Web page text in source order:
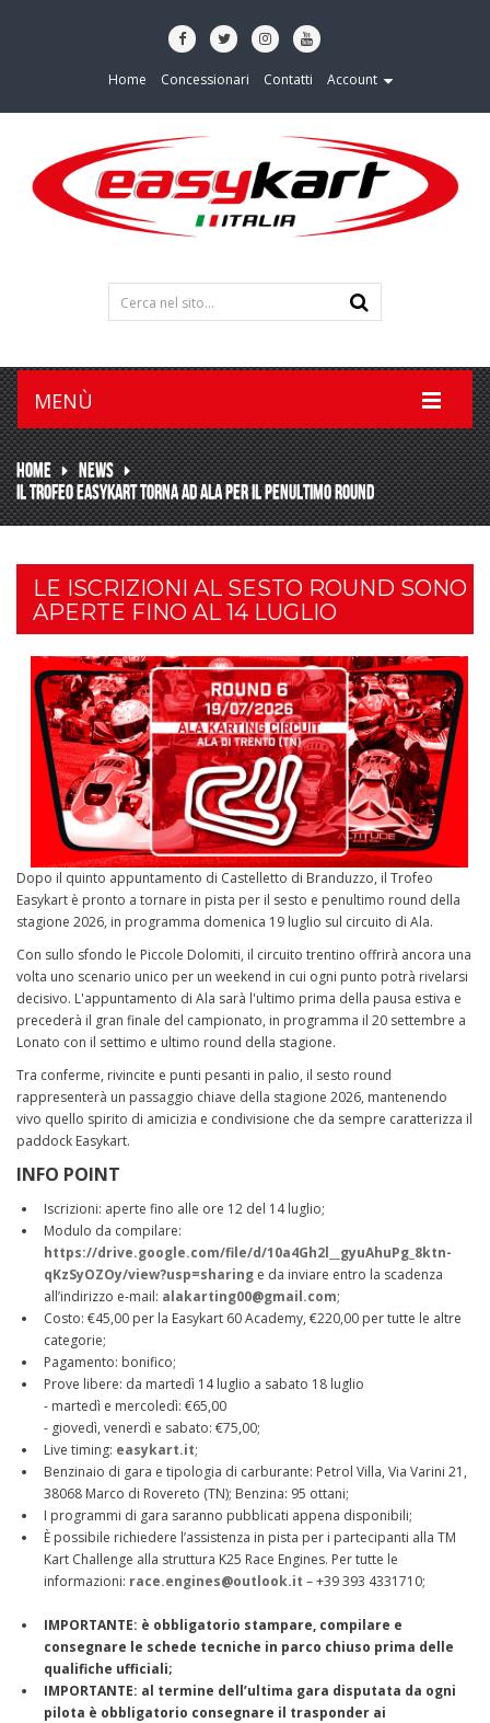
Home Concessionari Contatti Account
MENÙ
HOME
NEWS
IL TROFEO EASYKART TORNA AD ALA PER IL PENULTIMO ROUND
LE ISCRIZIONI AL SESTO ROUND SONO
APERTE FINO AL 14 LUGLIO
Dopo il quinto appuntamento di Castelletto di Branduzzo, il Trofeo
Easykart è pronto a tornare in pista per il sesto e penultimo round della
stagione 2026, in programma domenica 19 luglio sul circuito di Ala.
Con sullo sfondo le Piccole Dolomiti, il circuito trentino offrirà ancora una
volta uno scenario unico per un weekend in cui ogni punto potrà rivelarsi
decisivo. L'appuntamento di Ala sarà l'ultimo prima della pausa estiva e
precederà il gran finale del campionato, in programma il 20 settembre a
Lonato con il settimo e ultimo round della stagione.
Tra conferme, rivincite e punti pesanti in palio, il sesto round
rappresenterà un passaggio chiave della stagione 2026, mantenendo
vivo quello spirito di amicizia e condivisione che da sempre caratterizza il
paddock Easykart.
INFO POINT
Iscrizioni: aperte fino alle ore 12 del 14 luglio;
Modulo da compilare:
https://drive.google.com/file/d/10a4Gh2l__gyuAhuPg_8ktn-
qKzSyOZOy/view?usp=sharing e da inviare entro la scadenza
all’indirizzo e-mail: alakarting00@gmail.com;
Costo: €45,00 per la Easykart 60 Academy, €220,00 per tutte le altre
categorie;
Pagamento: bonifico;
Prove libere: da martedì 14 luglio a sabato 18 luglio
- martedì e mercoledì: €65,00
- giovedì, venerdì e sabato: €75,00;
Live timing: easykart.it;
Benzinaio di gara e tipologia di carburante: Petrol Villa, Via Varini 21,
38068 Marco di Rovereto (TN); Benzina: 95 ottani;
I programmi di gara saranno pubblicati appena disponibili;
È possibile richiedere l’assistenza in pista per i partecipanti alla TM
Kart Challenge alla struttura K25 Race Engines. Per tutte le
informazioni: race.engines@outlook.it – +39 393 4331710;
IMPORTANTE: è obbligatorio stampare, compilare e
consegnare le schede tecniche in parco chiuso prima delle
qualifiche ufficiali;
IMPORTANTE: al termine dell’ultima gara disputata da ogni
pilota è obbligatorio consegnare il trasponder ai